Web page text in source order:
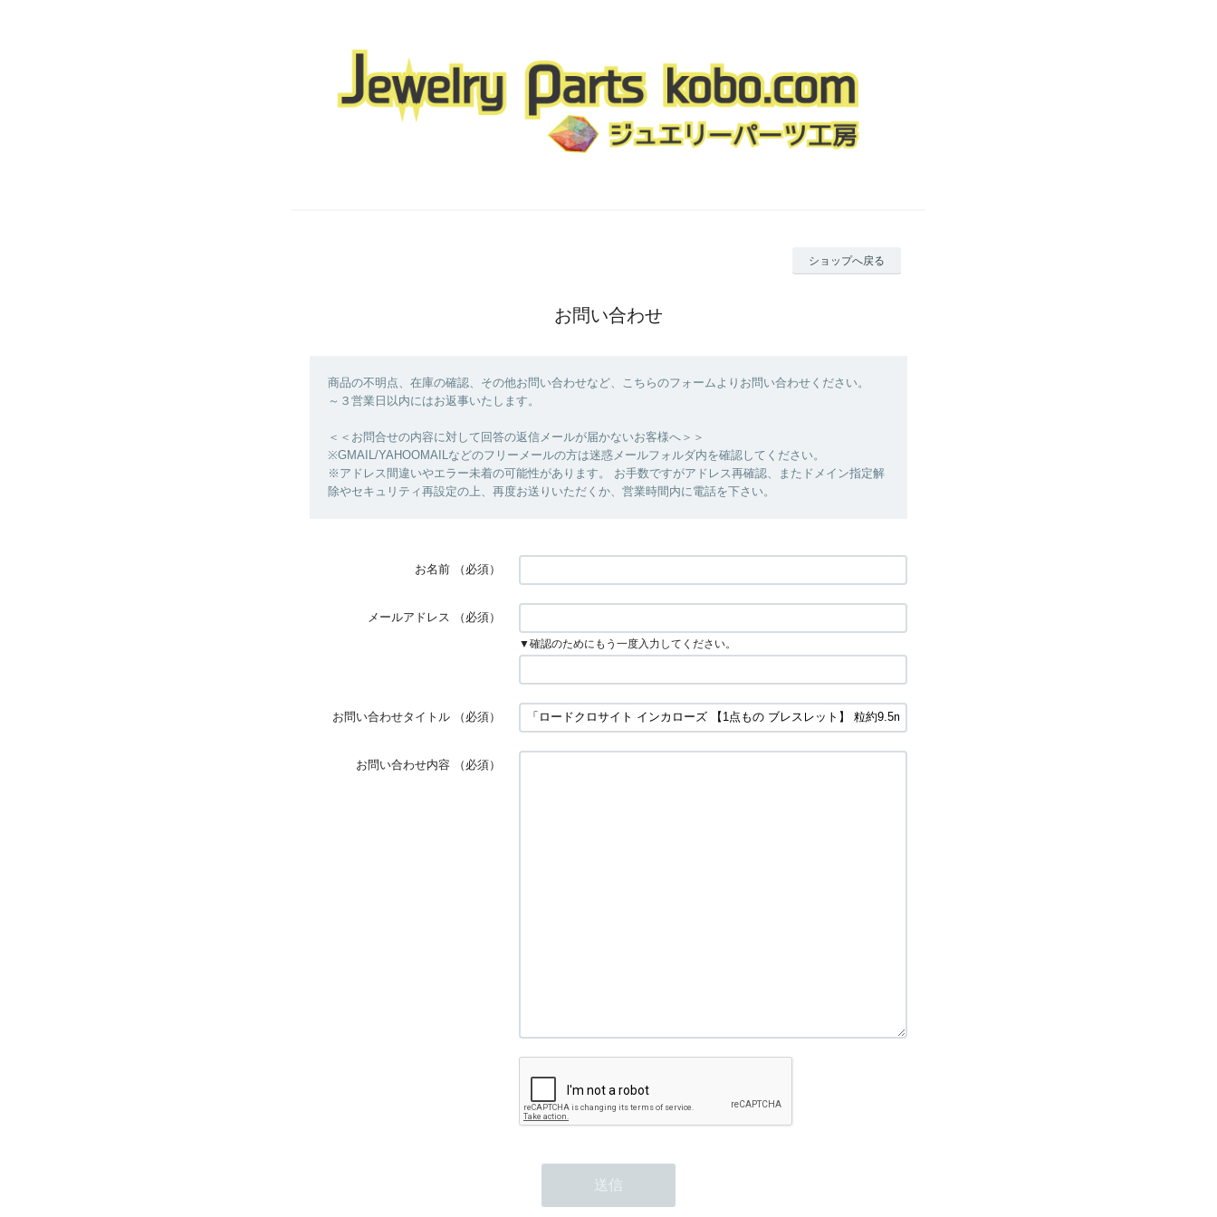
ショップへ戻る
お問い合わせ
商品の不明点、在庫の確認、その他お問い合わせなど、こちらのフォームよりお問い合わせください。
～３営業日以内にはお返事いたします。
＜＜お問合せの内容に対して回答の返信メールが届かないお客様へ＞＞
※GMAIL/YAHOOMAILなどのフリーメールの方は迷惑メールフォルダ内を確認してください。
※アドレス間違いやエラー未着の可能性があります。 お手数ですがアドレス再確認、またドメイン指定解
除やセキュリティ再設定の上、再度お送りいただくか、営業時間内に電話を下さい。
お名前 （必須）
メールアドレス （必須）
▼確認のためにもう一度入力してください。
お問い合わせタイトル （必須）
お問い合わせ内容 （必須）